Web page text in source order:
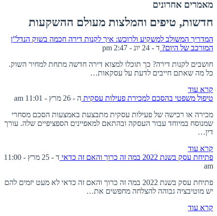
מאמרים אחרונים
חדשות, טיפים והמלצות מעולם ההשקעות
המדריך המשולב למשקיע ולרוכש: איך לקנות דירה חכמה בשוק הנדל”ן
המורכב של היום? ד - 24 יונ - 2:47 pm
חושבים לקנות דירה? כך תוכלו למצוא דירה חדשה מתחת למחיר השוק.
כל מה שאתם חייבים לדעת על עסקאות…
קרא עוד
טיפול משפטי בהסכם למכירת פעילות עסקית ה - 26 מרץ - 11:01 am
מכירה או רכישה של פעילות עסקית מתבצעת באמצעות הסכם מסחרי
שמנוסח במיוחד עבור העסקה ובהתאם למאפיינים הספציפיים שלה. עורך
דין…
קרא עוד
פתיחת עסק בשנת 2022 במה זה כרוך והאם זה כדאי
ד - 25 מרץ - 11:00
am
פתיחת עסק בשנת 2022 במה זה כרוך והאם זה כדאי לא מעט יזמים להם
יש מוטיבציה גבוהה להצלחה מחפשים את…
קרא עוד